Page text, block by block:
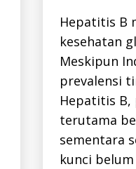
H
P
A
T
T
I
S
-
B
-
D
Hepatitis B
kesehatan
Meskipun
prevalensi
Hepatitis
terutama
sementara
kunci